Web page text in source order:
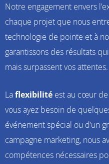
Notre engagement envers
chaque projet que nous
technologie de pointe et à
garantissons des résultats
mais surpassent vos attentes.
Laflexibilité est au cœur
vous ayez besoin de
événement spécial ou d’un
campagne marketing, nous
compétences nécessaires